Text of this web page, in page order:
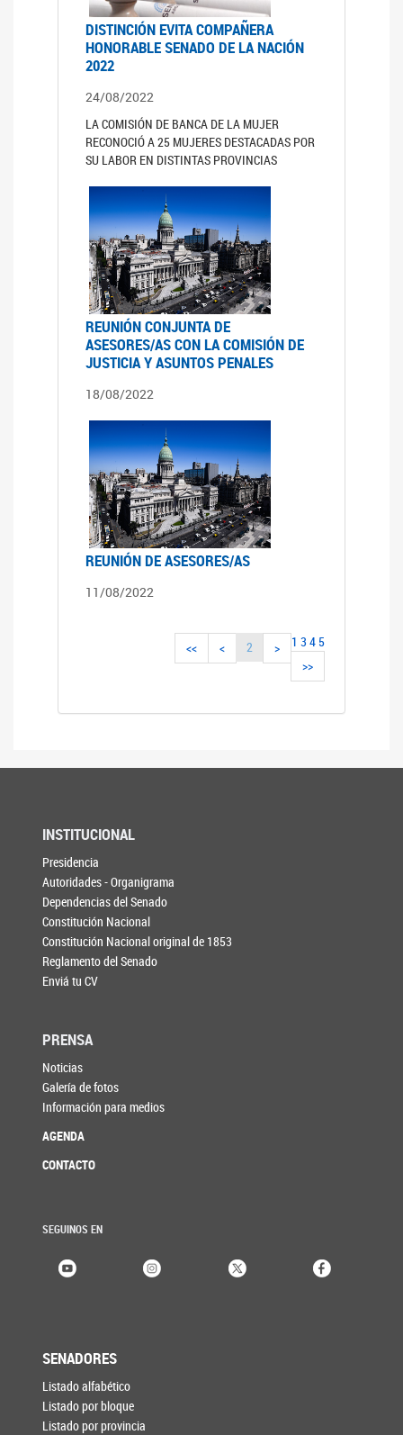
DISTINCIÓN EVITA COMPAÑERA
HONORABLE SENADO DE LA NACIÓN
2022
24/08/2022
LA COMISIÓN DE BANCA DE LA MUJER
RECONOCIÓ A 25 MUJERES DESTACADAS POR
SU LABOR EN DISTINTAS PROVINCIAS
REUNIÓN CONJUNTA DE
ASESORES/AS CON LA COMISIÓN DE
JUSTICIA Y ASUNTOS PENALES
18/08/2022
REUNIÓN DE ASESORES/AS
11/08/2022
<< < 1
2 3 4 5
>
>>
INSTITUCIONAL
Presidencia
Autoridades - Organigrama
Dependencias del Senado
Constitución Nacional
Constitución Nacional original de 1853
Reglamento del Senado
Enviá tu CV
PRENSA
Noticias
Galería de fotos
Información para medios
AGENDA
CONTACTO
SEGUINOS EN
SENADORES
Listado alfabético
Listado por bloque
Listado por provincia